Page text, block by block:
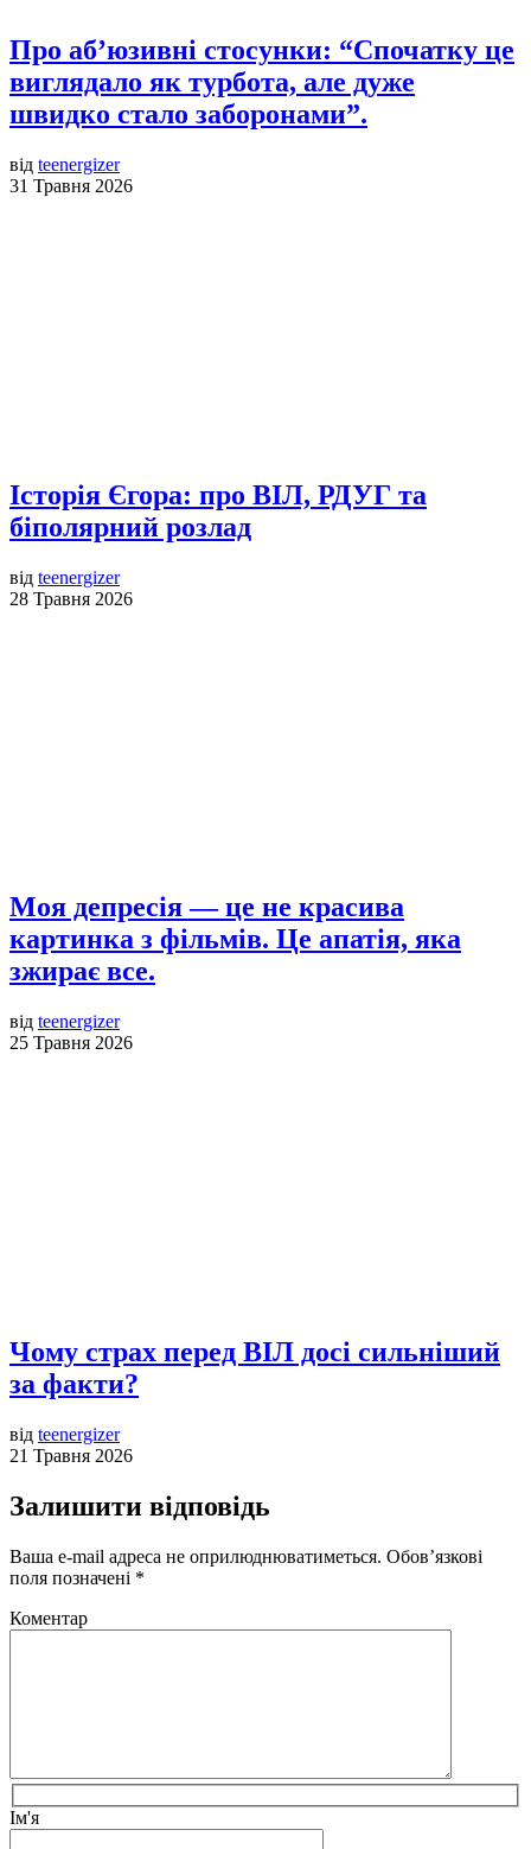
Про аб’юзивні стосунки: “Спочатку це
виглядало як турбота, але дуже
швидко стало заборонами”.
від teenergizer
31 Травня 2026
Історія Єгора: про ВІЛ, РДУГ та
біполярний розлад
від teenergizer
28 Травня 2026
Моя депресія — це не красива
картинка з фільмів. Це апатія, яка
зжирає все.
від teenergizer
25 Травня 2026
Чому страх перед ВІЛ досі сильніший
за факти?
від teenergizer
21 Травня 2026
Залишити відповідь
Ваша e-mail адреса не оприлюднюватиметься. Обов’язкові
поля позначені *
Коментар
Ім'я